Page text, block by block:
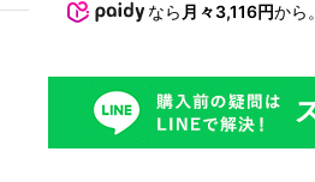
なら 月々3,116円から